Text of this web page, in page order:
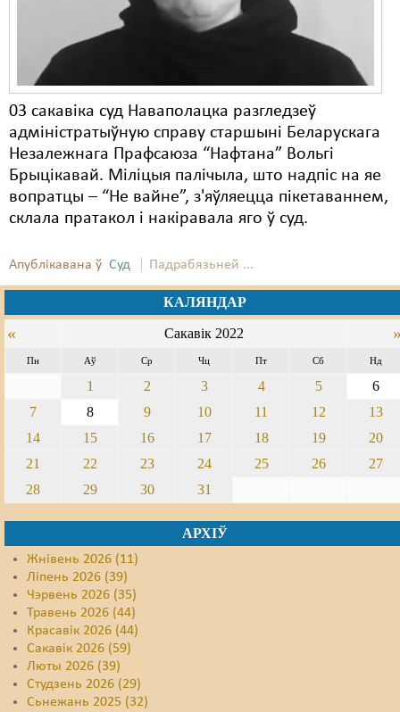
03 сакавіка суд Наваполацка разгледзеў
адміністратыўную справу старшыні Беларускага
Незалежнага Прафсаюза “Нафтана” Вольгі
Брыцікавай. Міліцыя палічыла, што надпіс на яе
вопратцы – “Не вайне”, з'яўляецца пікетаваннем,
склала пратакол і накіравала яго ў суд.
Апублікавана ў Суд Падрабязьней ...
КАЛЯНДАР
« Сакавік 2022
Пн Аў Ср Чц Пт Сб Нд
1 2 3 4 5
6
7
8 9 10 11 12
13
14
15 16 17 18 19
20
21
22 23 24 25 26
27
28
29 30 31
АРХІЎ
Жнівень 2026 (11)
Ліпень 2026 (39)
Чэрвень 2026 (35)
Травень 2026 (44)
Красавік 2026 (44)
Сакавік 2026 (59)
Люты 2026 (39)
Студзень 2026 (29)
Сьнежань 2025 (32)